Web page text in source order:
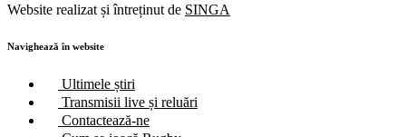
Website realizat și întreținut de SINGA
Navighează în website
Ultimele știri
Transmisii live și reluări
Contactează-ne